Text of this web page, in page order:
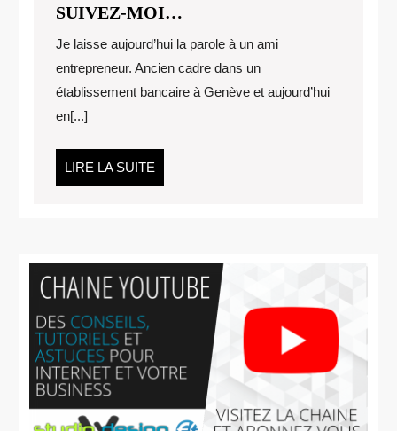
SUIVEZ-MOI…
Je laisse aujourd’hui la parole à un ami
entrepreneur. Ancien cadre dans un
établissement bancaire à Genève et aujourd’hui
en[...]
LIRE LA SUITE
LA